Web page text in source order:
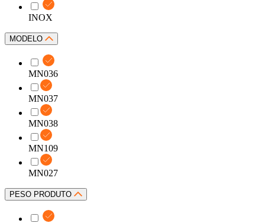
INOX
MODELO
MN036
MN037
MN038
MN109
MN027
PESO PRODUTO